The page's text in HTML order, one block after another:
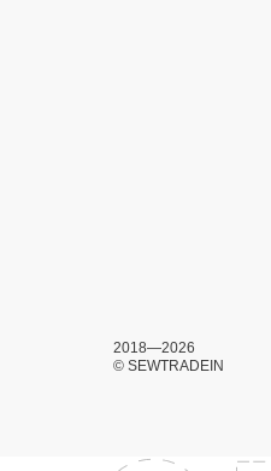
2018—2026
© SEWTRADEIN